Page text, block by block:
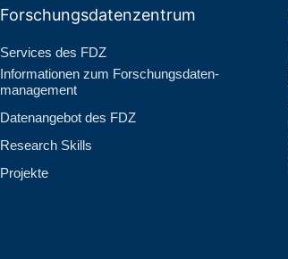
Forschungs­datenzentrum
Services des FDZ
Informationen zum Forschungs­daten­
management
Datenangebot des FDZ
Research Skills
Projekte